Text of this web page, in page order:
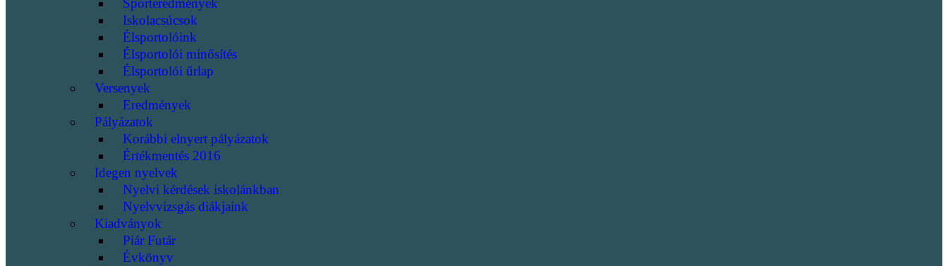
Sporteredmények
Iskolacsúcsok
Élsportolóink
Élsportolói minősítés
Élsportolói űrlap
Versenyek
Eredmények
Pályázatok
Korábbi elnyert pályázatok
Értékmentés 2016
Idegen nyelvek
Nyelvi kérdések iskolánkban
Nyelvvizsgás diákjaink
Kiadványok
Piár Futár
Évkönyv